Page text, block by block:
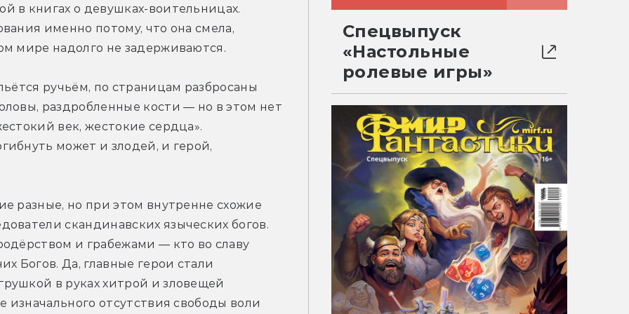
в книгах о девушках-воительницах.
именно потому, что она смела,
мире надолго не задерживаются.
ручьём, по страницам разбросаны
раздробленные кости — но в этом нет
век, жестокие сердца».
может и злодей, и герой,
разные, но при этом внутренне схожие
скандинавских языческих богов.
и грабежами — кто во славу
Богов. Да, главные герои стали
в руках хитрой и зловещей
изначального отсутствия свободы воли
Спецвыпуск
«Настольные
ролевые игры»